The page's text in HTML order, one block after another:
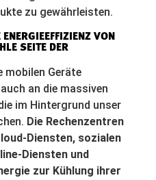
zu gewährleisten.
VON
SEITE DER
mobilen Geräte
an die massiven
im Hintergrund unser
Die Rechenzentren
Diensten, sozialen
Diensten und
zur Kühlung ihrer